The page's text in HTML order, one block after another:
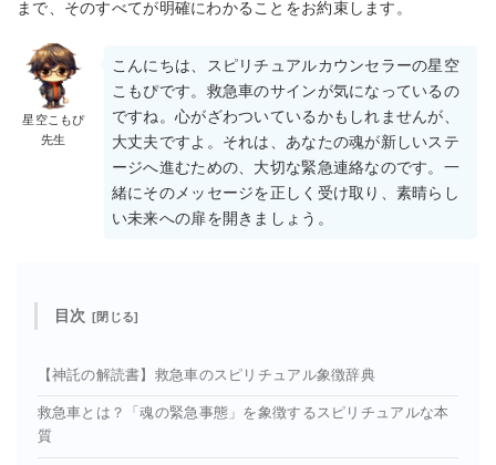
まで、そのすべてが明確にわかることをお約束します。
星空こもぴ
先生
こんにちは、スピリチュアルカウンセラーの星空
こもぴです。救急車のサインが気になっているの
ですね。心がざわついているかもしれませんが、
大丈夫ですよ。それは、あなたの魂が新しいステ
ージへ進むための、大切な緊急連絡なのです。一
緒にそのメッセージを正しく受け取り、素晴らし
い未来への扉を開きましょう。
目次
【神託の解読書】救急車のスピリチュアル象徴辞典
救急車とは？「魂の緊急事態」を象徴するスピリチュアルな本
質